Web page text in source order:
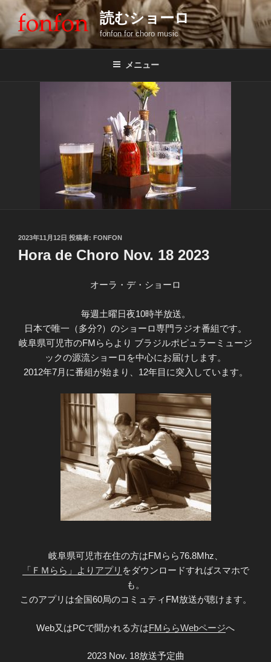
コ
テ
ン
読むショーロ
fonfon for choro music
メニュー
投
稿
日:
2023年11月12日 投稿者: FONFON
Hora de Choro Nov. 18 2023
オーラ・デ・ショーロ
毎週土曜日夜10時半放送。
日本で唯一（多分?）のショーロ専門ラジオ番組です。
岐阜県可児市のFMららより ブラジルポピュラーミュージ
ックの源流ショーロを中心にお届けします。
2012年7月に番組が始まり、12年目に突入しています。
岐阜県可児市在住の方はFMらら76.8Mhz、
「ＦＭらら」よりアプリ をダウンロードすればスマホで
も。
このアプリは全国60局のコミュティFM放送が聴けます。
Web又はPCで聞かれる方はFMららWebページへ
2023 Nov. 18放送予定曲